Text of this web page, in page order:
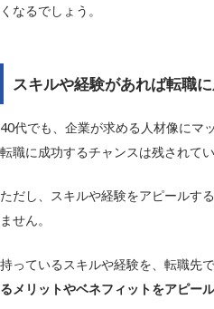
くなるでしょう。
スキルや経験があれば転職
40代でも、企業が求める人材像にマ
転職に成功するチャンスは残されてい
ただし、スキルや経験をアピールす
ません。
持っているスキルや経験を、転職先
るメリットやベネフィットをアピー